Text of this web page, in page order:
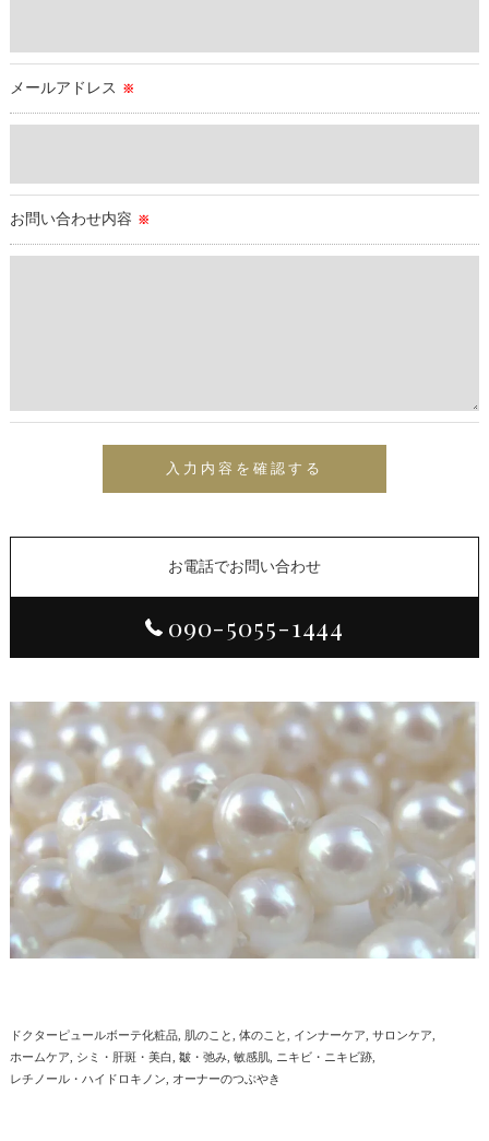
当店では、個人情報の漏洩等がなされないよう、適切に安全管
理対策を実施します。
をご提供できない場合がございますので予めご了承ください。
メールアドレス ※
お問い合わせ内容 ※
お電話でお問い合わせ
090-5055-1444
ドクターピュールボーテ化粧品 肌のこと 体のこと インナーケア サロンケア
ホームケア
シミ・肝斑・美白 皺・弛み 敏感肌
ニキビ・ニキビ跡
レチノール・ハイドロキノン
オーナーのつぶやき